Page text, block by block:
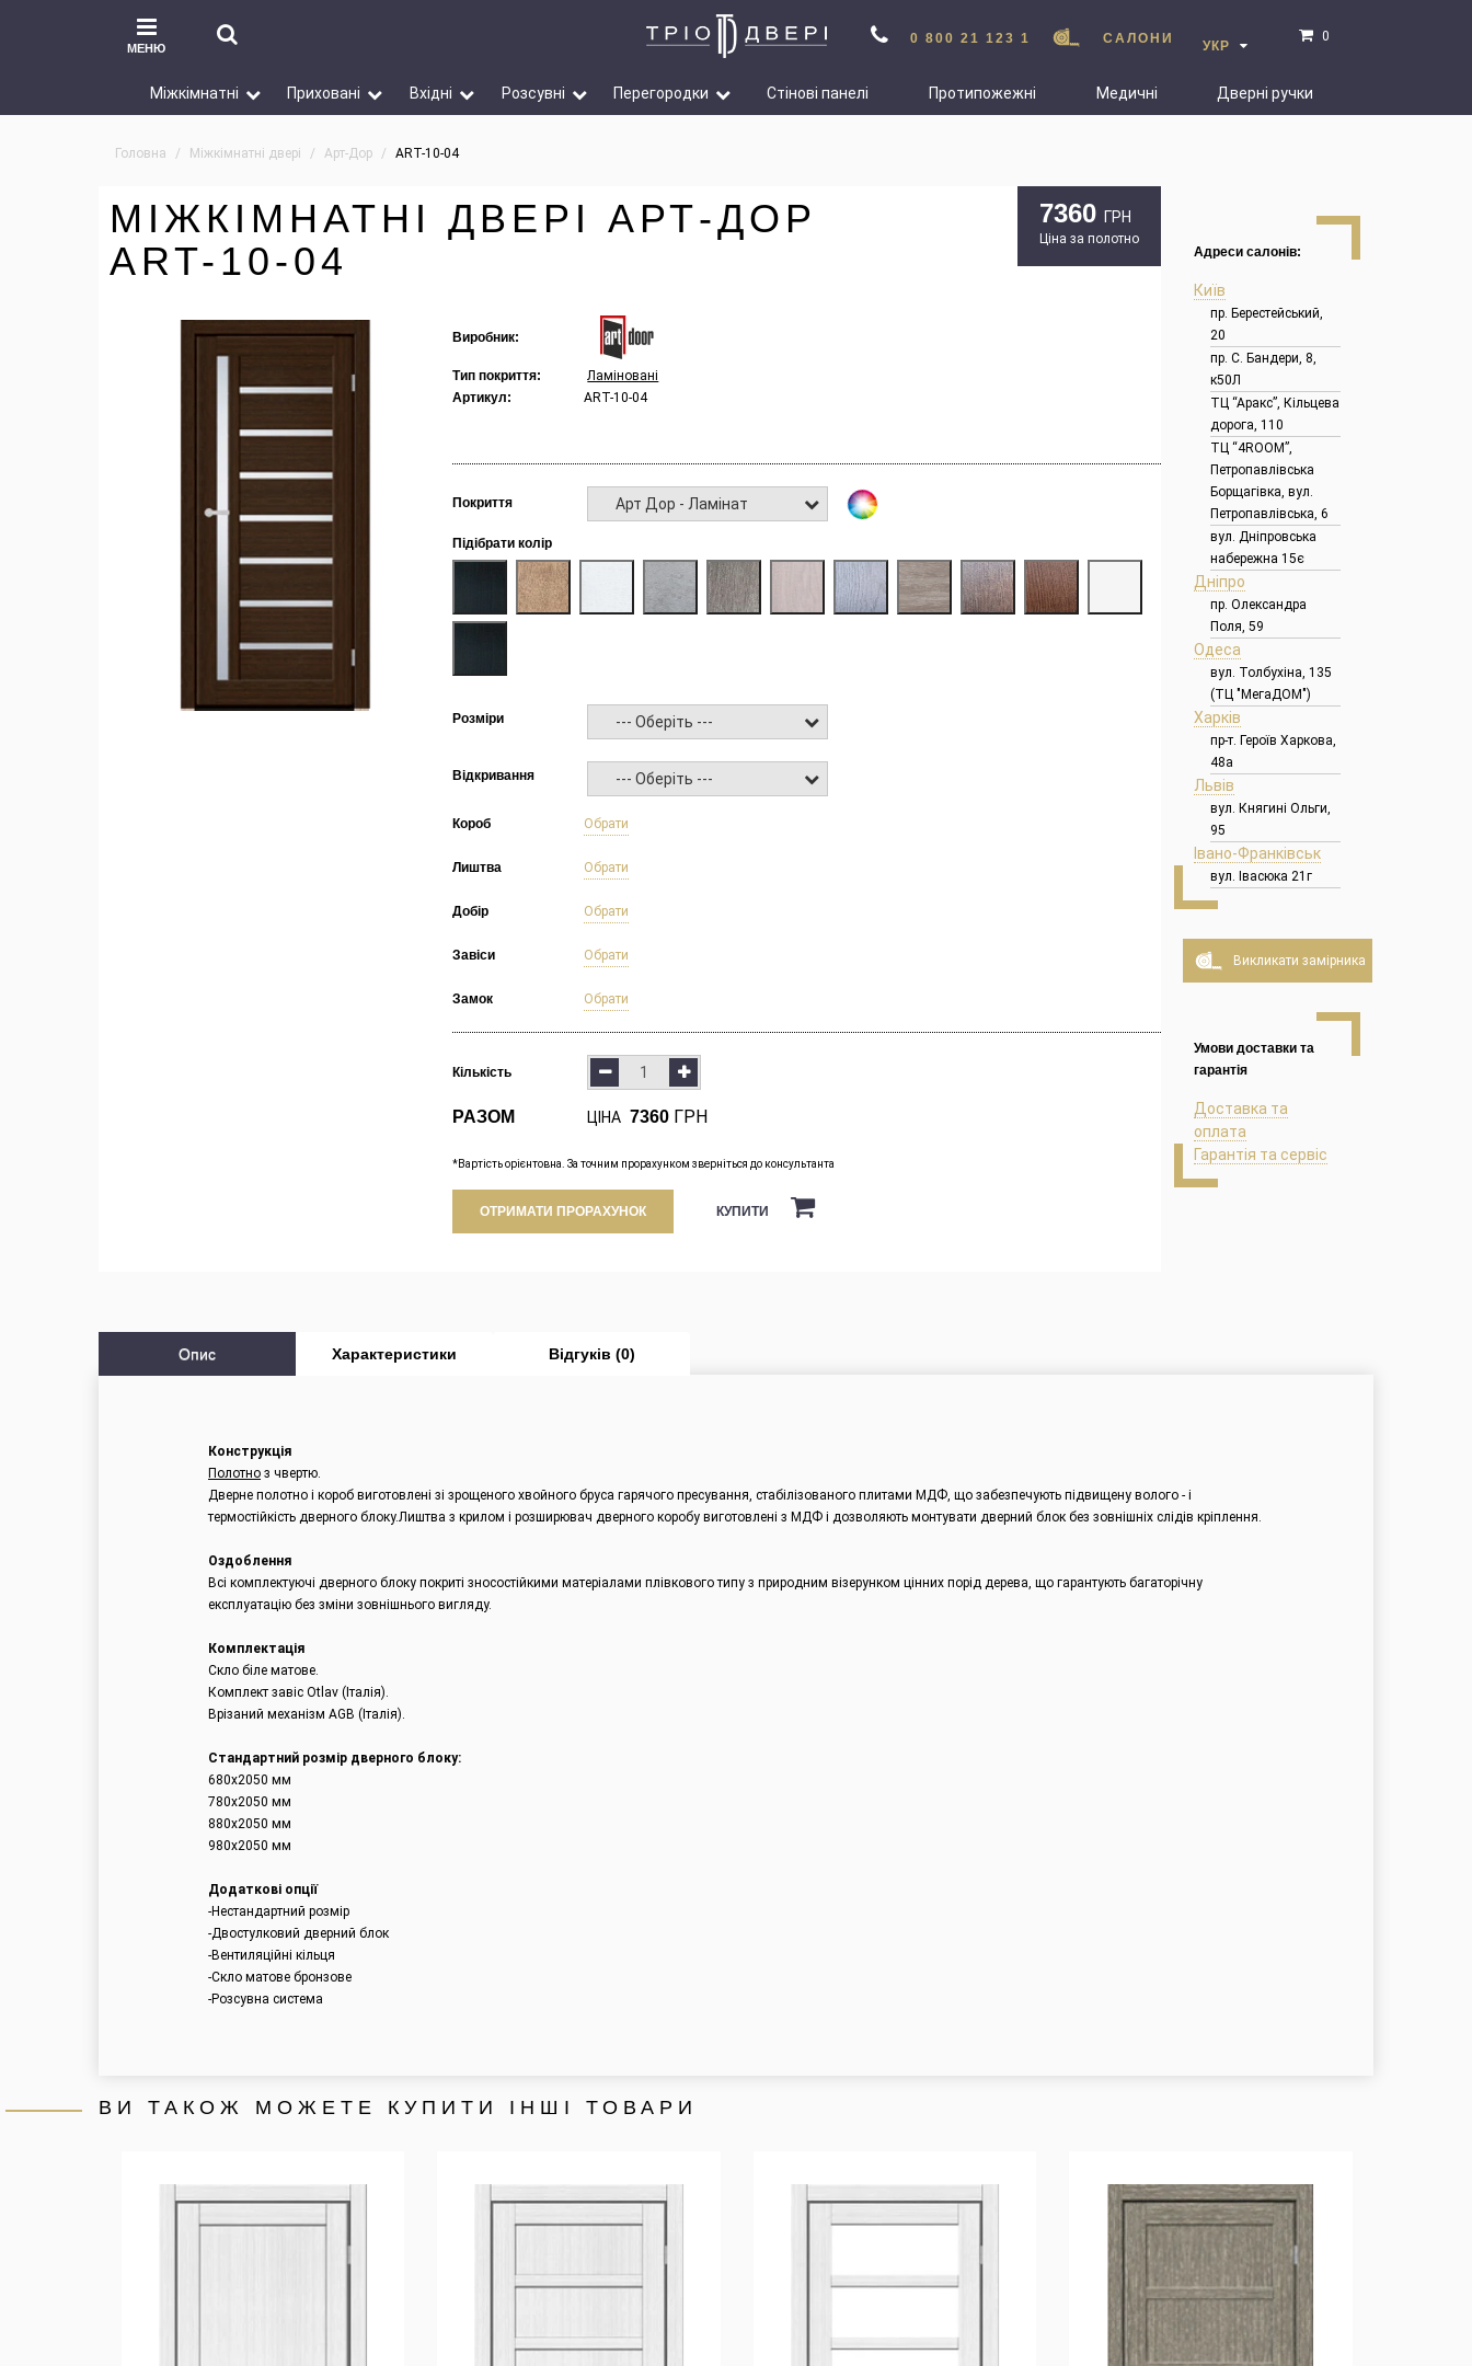
МЕНЮ
0 800 21 123 1 САЛОНИ УКР
0
Міжкімнатні Приховані Вхідні Розсувні Перегородки Стінові панелі Протипожежні Медичні Дверні ручки
Головна Міжкімнатні двері Арт-Дор ART-10-04
МІЖКІМНАТНІ ДВЕРІ АРТ-ДОР
ART-10-04
7360 ГРН
Ціна за полотно
Виробник:
Тип покриття:
Ламіновані
Артикул:
ART-10-04
Покриття Арт Дор - Ламінат
Підібрати колір
Розміри --- Оберіть ---
Відкривання --- Оберіть ---
Короб Обрати
Лиштва Обрати
Добір Обрати
Завіси Обрати
Замок Обрати
Кількість
РАЗОМ ЦІНА 7360 ГРН
*Вартість орієнтовна. За точним прорахунком зверніться до консультанта
ОТРИМАТИ ПРОРАХУНОК КУПИТИ
Адреси салонів:
Київ
пр. Берестейський,
20
пр. С. Бандери, 8,
к50Л
ТЦ “Аракс”, Кільцева
дорога, 110
ТЦ “4ROOM”,
Петропавлівська
Борщагівка, вул.
Петропавлівська, 6
вул. Дніпровська
набережна 15є
Дніпро
пр. Олександра
Поля, 59
Одеса
вул. Толбухіна, 135
(ТЦ "МегаДОМ")
Харків
пр-т. Героїв Харкова,
48а
Львів
вул. Княгині Ольги,
95
Івано-Франківськ
вул. Івасюка 21г
Викликати замірника
Умови доставки та
гарантія
Доставка та
оплата
Гарантія та сервіс
Опис Характеристики Відгуків (0)
Конструкція
Полотно з чвертю.
Дверне полотно і короб виготовлені зі зрощеного хвойного бруса гарячого пресування, стабілізованого плитами МДФ, що забезпечують підвищену волого - і
термостійкість дверного блоку.Лиштва з крилом і розширювач дверного коробу виготовлені з МДФ і дозволяють монтувати дверний блок без зовнішніх слідів кріплення.
Оздоблення
Всі комплектуючі дверного блоку покриті зносостійкими матеріалами плівкового типу з природним візерунком цінних порід дерева, що гарантують багаторічну
експлуатацію без зміни зовнішнього вигляду.
Комплектація
Скло біле матове.
Комплект завіс Otlav (Італія).
Врізаний механізм AGB (Італія).
Стандартний розмір дверного блоку:
680x2050 мм
780х2050 мм
880х2050 мм
980х2050 мм
Додаткові опції
-Нестандартний розмір
-Двостулковий дверний блок
-Вентиляційні кільця
-Скло матове бронзове
-Розсувна система
ВИ ТАКОЖ МОЖЕТЕ КУПИТИ ІНШІ ТОВАРИ